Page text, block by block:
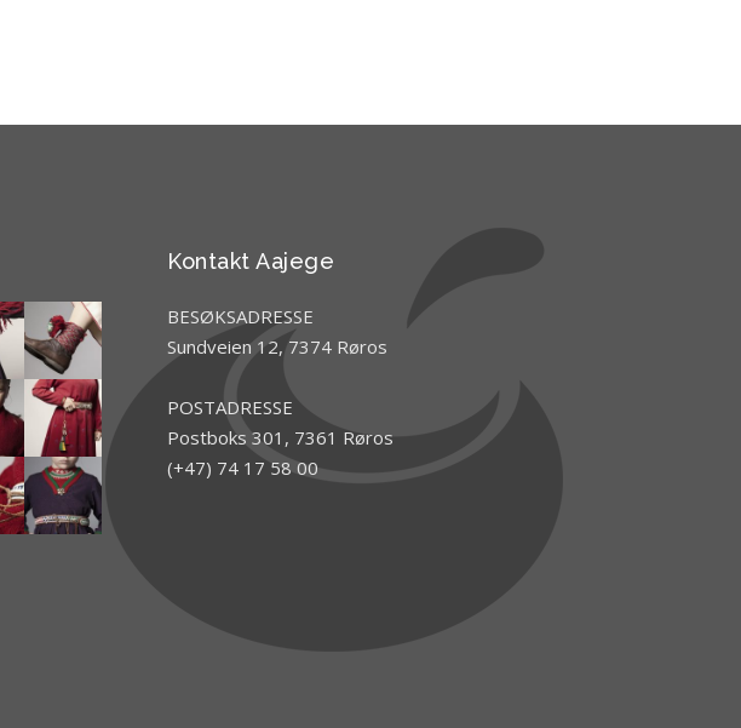
Kontakt Aajege
BESØKSADRESSE
Sundveien 12, 7374 Røros
POSTADRESSE
Postboks 301, 7361 Røros
(+47) 74 17 58 00